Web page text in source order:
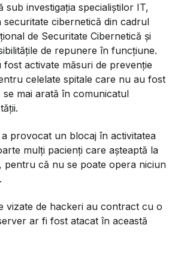
sub investigația specialiștilor IT,
cibernetică din cadrul
de Securitate Cibernetică și
de repunere în funcțiune.
fost activate măsuri de prevenție
celelate spitale care nu au fost
se mai arată în comunicatul
provocat un blocaj în activitatea
mulți pacienți care așteaptă la
pentru că nu se poate opera niciun
vizate de hackeri au contract cu o
ar fi fost atacat în această